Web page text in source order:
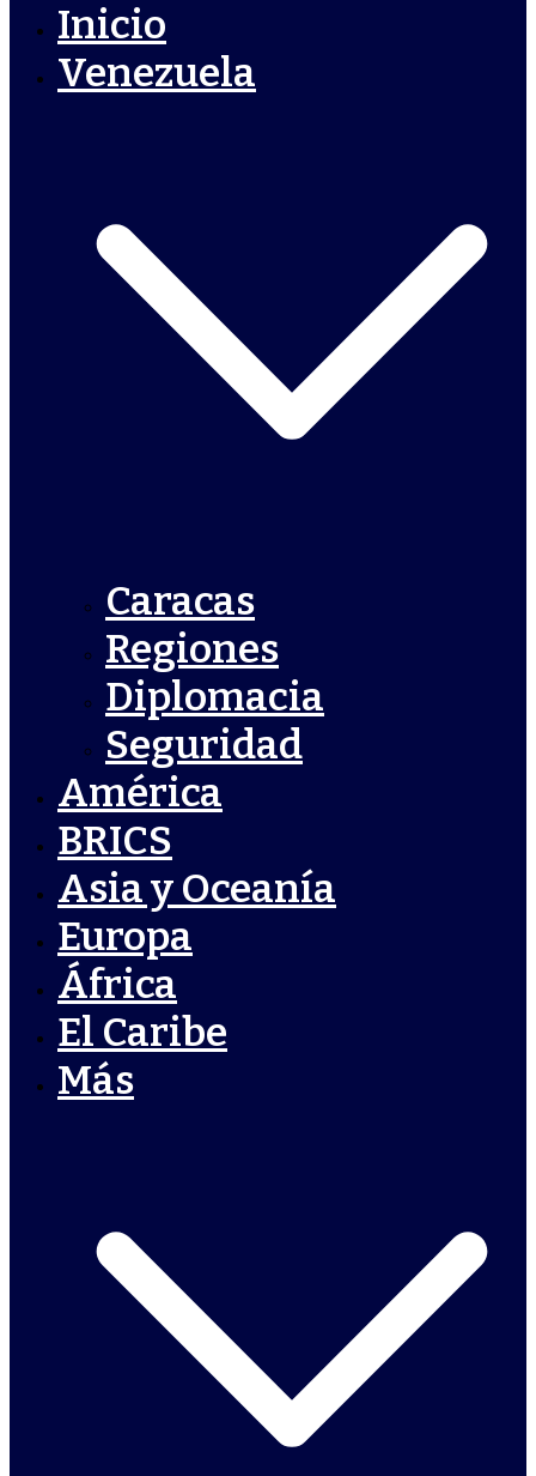
Inicio
Venezuela
Caracas
Regiones
Diplomacia
Seguridad
América
BRICS
Asia y Oceanía
Europa
África
El Caribe
Más